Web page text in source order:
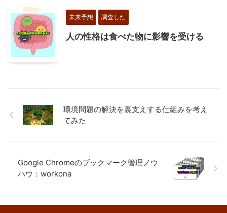
未来予想 調査した
人の性格は食べた物に影響を受ける
環境問題の解決を裏支えする仕組みを考え
てみた
Google Chromeのブックマーク管理ノウ
ハウ：workona